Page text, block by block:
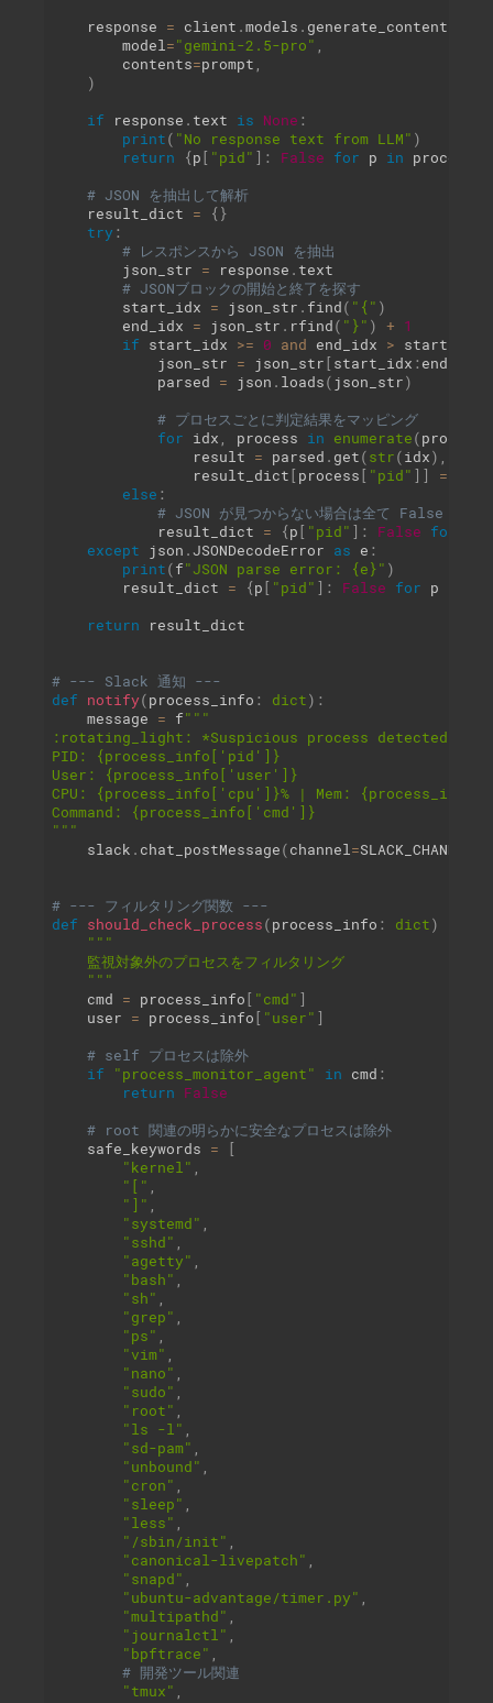
    response
= client .models . generate_content
        model
="gemini-2.5-pro"
        contents
=prompt
)
if response . text is None :
print( "No response text from LLM" )
return
{p[ "pid" ] : False for p in processes
# JSON を抽出して解析
    result_dict
= {}
try :
# レスポンスから JSON を抽出
        json_str
= response . text
# JSONブロックの開始と終了を探す
        start_idx
= json_str . find( "{" )
        end_idx
= json_str . rfind( "}" ) + 1
if start_idx >= 0 and end_idx > start_idx
            json_str
= json_str[ start_idx : end_idx
            parsed
= json . loads( json_str)
# プロセスごとに判定結果をマッピング
for idx process in enumerate(
                result
= parsed . get(str(idx)
                result_dict
[ process[ "pid" ] ] =
else :
# JSON が見つからない場合は全て False
            result_dict
= {p[ "pid" ] : False for
except json .JSONDecodeError as e :
print(f"JSON parse error: {e}" )
        result_dict
= {p[ "pid" ] : False for p
return result_dict
# --- Slack 通知 ---
def notify(process_info : dict) :
    message
= f"""
:rotating_light: *Suspicious process detected!*
PID: {process_info['pid']}
User: {process_info['user']}
CPU: {process_info['cpu']}% | Mem:
Command: {process_info['cmd']}
"""
    slack
. chat_postMessage(channel =SLACK_CHANNEL
# --- フィルタリング関数 ---
def should_check_process(process_info : dict)
"""
    監視対象外のプロセスをフィルタリング
    """
    cmd
= process_info[ "cmd" ]
    user
= process_info[ "user" ]
# self プロセスは除外
if
"process_monitor_agent" in cmd :
return False
# root 関連の明らかに安全なプロセスは除外
    safe_keywords
=
[
"kernel"
"["
"]"
"systemd"
"sshd"
"agetty"
"bash"
"sh"
"grep"
"ps"
"vim"
"nano"
"sudo"
"root"
"ls -l"
"sd-pam"
"unbound"
"cron"
"sleep"
"less"
"/sbin/init"
"canonical-livepatch"
"snapd"
"ubuntu-advantage/timer.py"
"multipathd"
"journalctl"
"bpftrace"
# 開発ツール関連
"tmux"